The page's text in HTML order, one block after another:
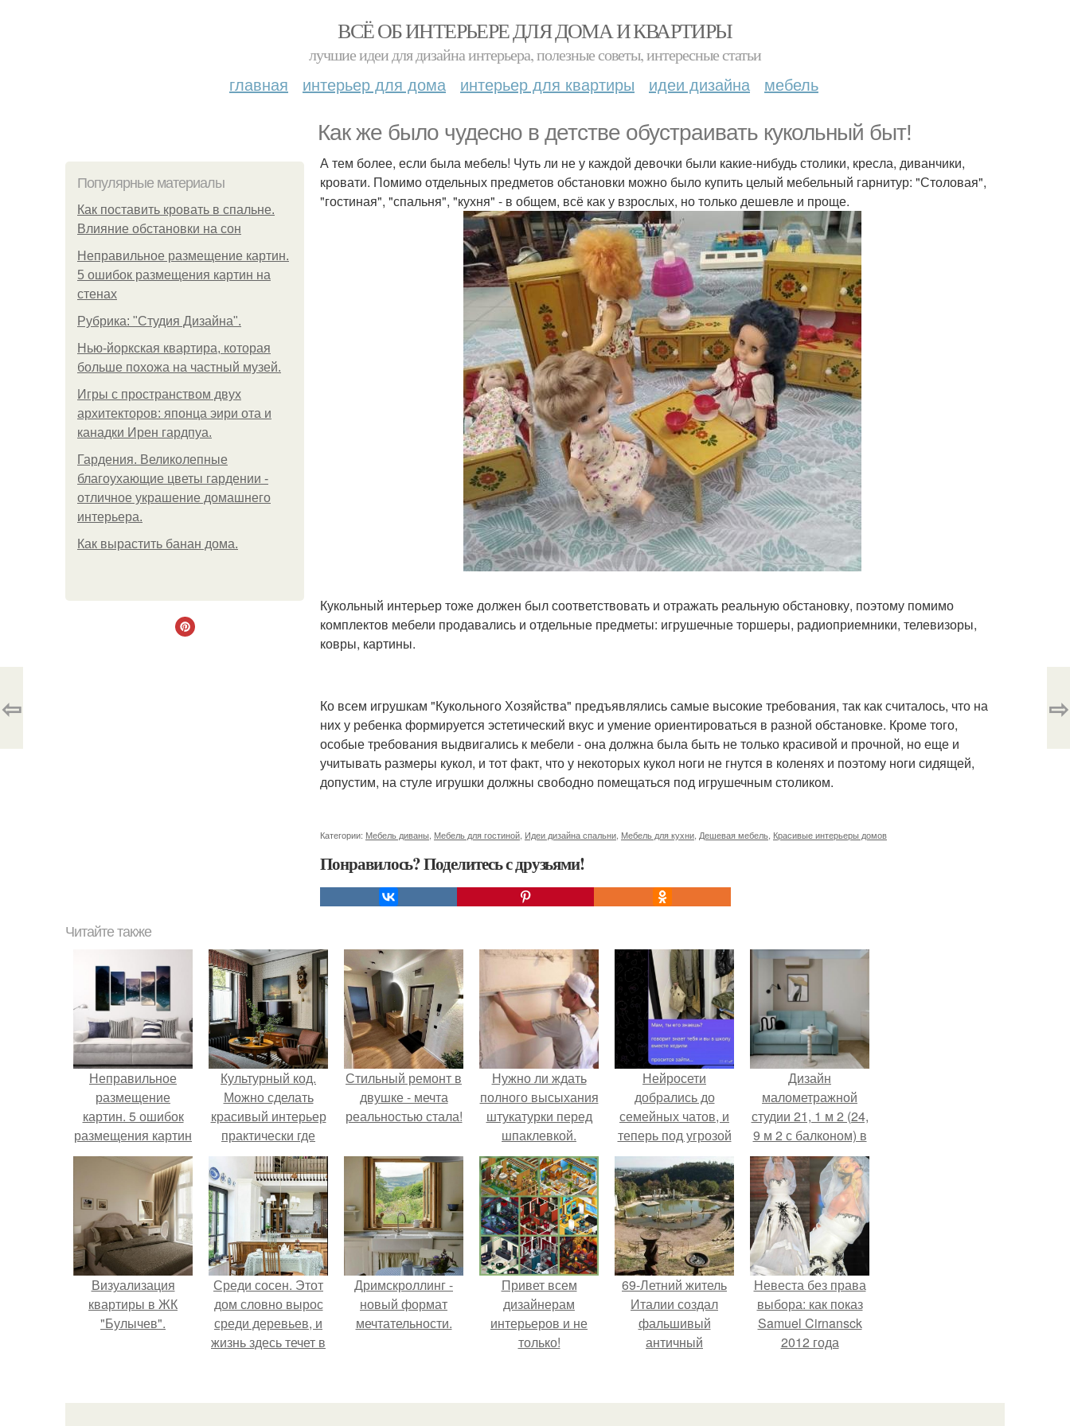
ВСЁ ОБ ИНТЕРЬЕРЕ ДЛЯ ДОМА И КВАРТИРЫ
лучшие идеи для дизайна интерьера, полезные советы, интересные статьи
главная интерьер для дома интерьер для квартиры идеи дизайна мебель
Как же было чудесно в детстве обустраивать кукольный быт!
Популярные материалы
Как поставить кровать в спальне.
Влияние обстановки на сон
Неправильное размещение картин.
5 ошибок размещения картин на
стенах
Рубрика: "Студия Дизайна".
Нью-йоркская квартира, которая
больше похожа на частный музей.
Игры с пространством двух
архитекторов: японца эири ота и
канадки Ирен гардпуа.
Гардения. Великолепные
благоухающие цветы гардении -
отличное украшение домашнего
интерьера.
Как вырастить банан дома.
А тем более, если была мебель! Чуть ли не у каждой девочки были какие-нибудь столики, кресла, диванчики,
кровати. Помимо отдельных предметов обстановки можно было купить целый мебельный гарнитур: "Столовая",
"гостиная", "спальня", "кухня" - в общем, всё как у взрослых, но только дешевле и проще.
Кукольный интерьер тоже должен был соответствовать и отражать реальную обстановку, поэтому помимо
комплектов мебели продавались и отдельные предметы: игрушечные торшеры, радиоприемники, телевизоры,
ковры, картины.
Ко всем игрушкам "Кукольного Хозяйства" предъявлялись самые высокие требования, так как считалось, что на
них у ребенка формируется эстетический вкус и умение ориентироваться в разной обстановке. Кроме того,
особые требования выдвигались к мебели - она должна была быть не только красивой и прочной, но еще и
учитывать размеры кукол, и тот факт, что у некоторых кукол ноги не гнутся в коленях и поэтому ноги сидящей,
допустим, на стуле игрушки должны свободно помещаться под игрушечным столиком.
Категории: Мебель диваны Мебель для гостиной Идеи дизайна спальни Мебель для кухни Дешевая мебель Красивые интерьеры домов
Понравилось? Поделитесь с друзьями!
⇦ ⇨
Читайте также
Неправильное
размещение
картин. 5 ошибок
размещения картин
на стенах
Культурный код.
Можно сделать
красивый интерьер
практически где
угодно.
Стильный ремонт в
двушке - мечта
реальностью стала!
Нужно ли ждать
полного высыхания
штукатурки перед
шпаклевкой.
Сколько времени
сохнет штукатурка в
зависимости от
вида смеси и
материала
основания
Нейросети
добрались до
семейных чатов, и
теперь под угрозой
мамины нервы.
Дизайн
малометражной
студии 21, 1 м 2 (24,
9 м 2 с балконом) в
Краснодаре.
Визуализация
квартиры в ЖК
"Булычев".
Среди сосен. Этот
дом словно вырос
среди деревьев, и
жизнь здесь течет в
спешки и лишнего
Дримскроллинг -
новый формат
мечтательности.
Привет всем
дизайнерам
интерьеров и не
только!
69-Летний житель
Италии создал
фальшивый
античный
успешно выдавал
Невеста без права
выбора: как показ
Samuel Cirnansck
2012 года
принуждения.